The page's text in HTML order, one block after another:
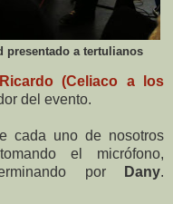
presentado a tertulianos
Ricardo (Celiaco a los
del evento.
cada uno de nosotros
el micrófono,
por
Dany.